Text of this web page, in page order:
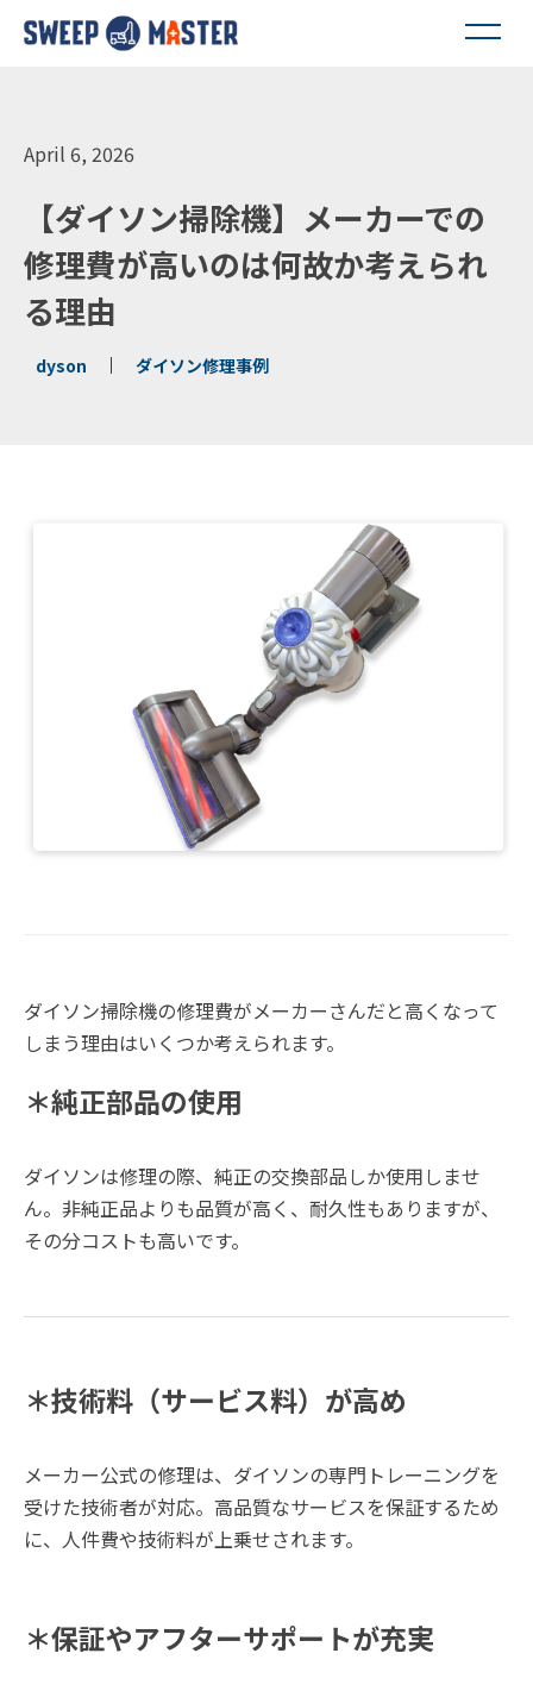
April 6, 2026
【ダイソン掃除機】メーカーでの
修理費が高いのは何故か考えられ
る理由
dyson ダイソン修理事例
ダイソン掃除機の修理費がメーカーさんだと高くなって
しまう理由はいくつか考えられます。
＊純正部品の使用
ダイソンは修理の際、純正の交換部品しか使用しませ
ん。非純正品よりも品質が高く、耐久性もありますが、
その分コストも高いです。
＊技術料（サービス料）が高め
メーカー公式の修理は、ダイソンの専門トレーニングを
受けた技術者が対応。高品質なサービスを保証するため
に、人件費や技術料が上乗せされます。
＊保証やアフターサポートが充実